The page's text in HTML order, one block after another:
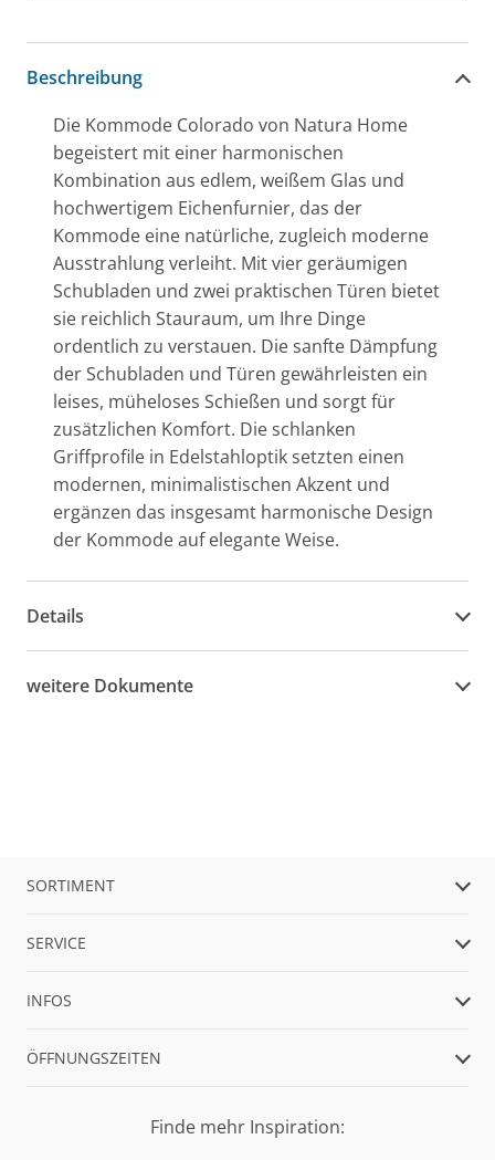
Beschreibung
Die Kommode Colorado von Natura Home
begeistert mit einer harmonischen
Kombination aus edlem, weißem Glas und
hochwertigem Eichenfurnier, das der
Kommode eine natürliche, zugleich moderne
Ausstrahlung verleiht. Mit vier geräumigen
Schubladen und zwei praktischen Türen bietet
sie reichlich Stauraum, um Ihre Dinge
ordentlich zu verstauen. Die sanfte Dämpfung
der Schubladen und Türen gewährleisten ein
leises, müheloses Schießen und sorgt für
zusätzlichen Komfort. Die schlanken
Griffprofile in Edelstahloptik setzten einen
modernen, minimalistischen Akzent und
ergänzen das insgesamt harmonische Design
der Kommode auf elegante Weise.
Details
weitere Dokumente
SORTIMENT
SERVICE
INFOS
ÖFFNUNGSZEITEN
Finde mehr Inspiration: